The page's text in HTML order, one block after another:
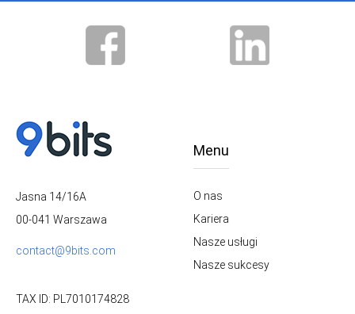
Jasna 14/16A
00-041 Warszawa
contact@9bits.com
TAX ID: PL7010174828
Menu
O nas
Kariera
Nasze usługi
Nasze sukcesy